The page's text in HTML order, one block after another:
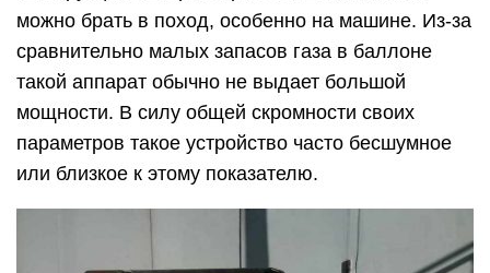
можно брать в поход, особенно на машине. Из-за
сравнительно малых запасов газа в баллоне
такой аппарат обычно не выдает большой
мощности. В силу общей скромности своих
параметров такое устройство часто бесшумное
или близкое к этому показателю.